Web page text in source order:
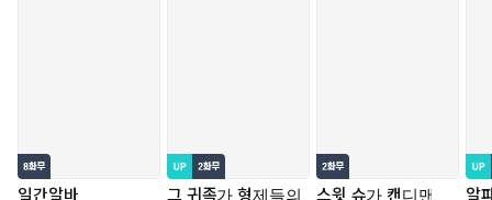
일간알바
그 귀족가 형제들의
스윗 슈가 캔디맨 알